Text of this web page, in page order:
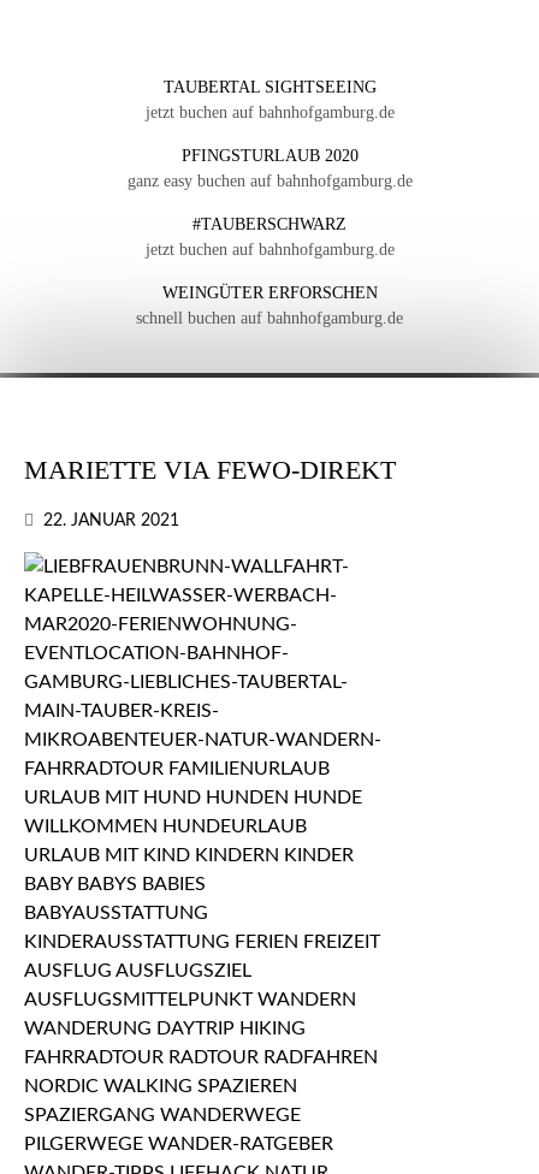
TAUBERTAL SIGHTSEEING
jetzt buchen auf bahnhofgamburg.de
PFINGSTURLAUB 2020
ganz easy buchen auf bahnhofgamburg.de
#TAUBERSCHWARZ
jetzt buchen auf bahnhofgamburg.de
WEINGÜTER ERFORSCHEN
schnell buchen auf bahnhofgamburg.de
MARIETTE VIA FEWO-DIREKT
22. JANUAR 2021